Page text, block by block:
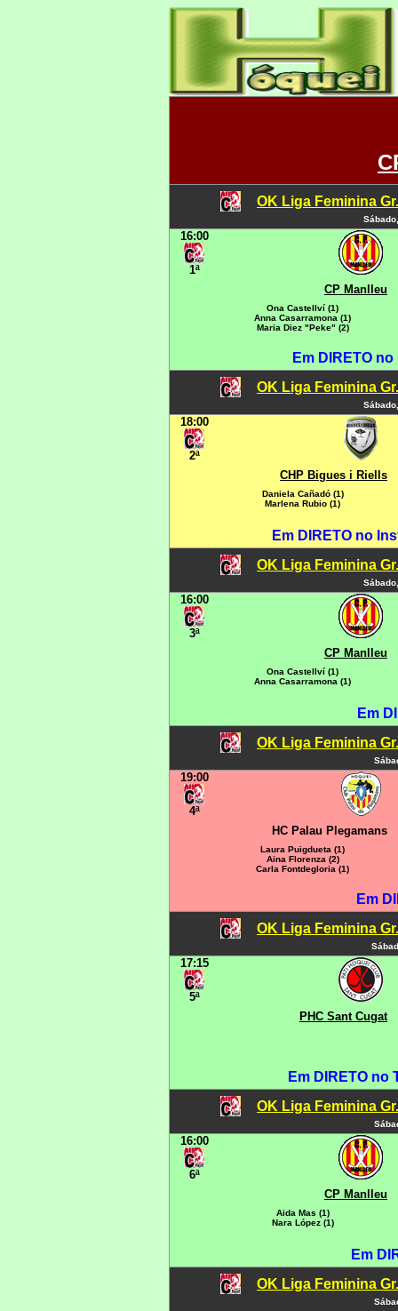
OK Liga Feminina
16:00
1ª
CP Manlleu
Ona Castellví (1)
Anna Casarramona (1)
Maria Diez "Peke" (2)
Em DIRETO
OK Liga Feminina
18:00
2ª
CHP Bigues i Riells
Daniela Cañadó (1)
Marlena Rubio (1)
Em DIRETO no
OK Liga Feminina
16:00
3ª
CP Manlleu
Ona Castellví (1)
Anna Casarramona (1)
Em
OK Liga Feminina
19:00
4ª
HC Palau Plegamans
Laura Puigdueta (1)
Aina Florenza (2)
Carla Fontdegloria (1)
Em
OK Liga Feminina
17:15
5ª
PHC Sant Cugat
Em DIRETO no
OK Liga Feminina
16:00
6ª
CP Manlleu
Aida Mas (1)
Nara López (1)
Em
OK Liga Feminina